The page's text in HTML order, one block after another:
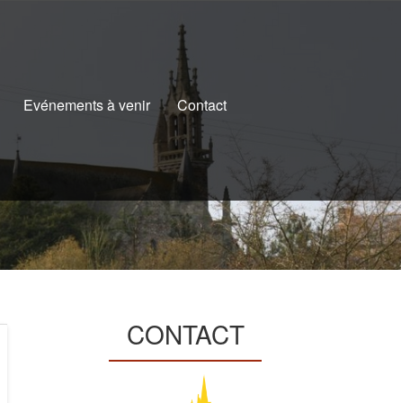
Evénements à venir Contact
CONTACT